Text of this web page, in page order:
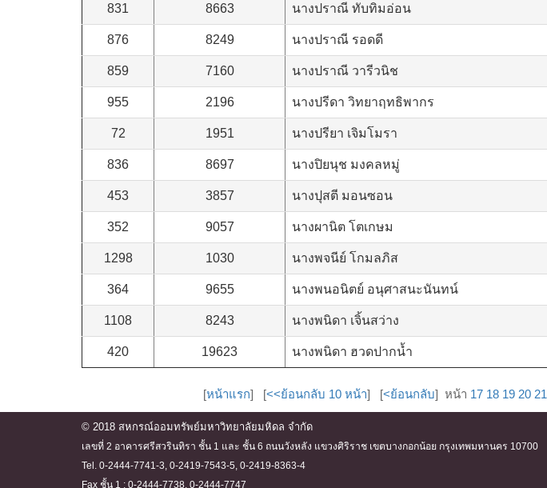
831 8663 นางปราณี ทับทิมอ่อน
876 8249 นางปราณี รอดดี
859 7160 นางปราณี วารีวนิช
955 2196 นางปรีดา วิทยาฤทธิพากร
72 1951 นางปรียา เจิมโมรา
836 8697 นางปิยนุช มงคลหมู่
453 3857 นางปุสตี มอนซอน
352 9057 นางผานิต โตเกษม
1298 1030 นางพจนีย์ โกมลภิส
364 9655 นางพนอนิตย์ อนุศาสนะนันทน์
1108 8243 นางพนิดา เจิ้นสว่าง
420 19623 นางพนิดา ฮวดปากน้ำ
[หน้าแรก] [<<ย้อนกลับ 10 หน้า] [<ย้อนกลับ] หน้า 17 18 19 20 21
© 2018 สหกรณ์ออมทรัพย์มหาวิทยาลัยมหิดล จำกัด
เลขที่ 2 อาคารศรีสวรินทิรา ชั้น 1 และ ชั้น 6 ถนนวังหลัง แขวงศิริราช เขตบางกอกน้อย กรุงเทพมหานคร 10700
Tel. 0-2444-7741-3, 0-2419-7543-5, 0-2419-8363-4
Fax ชั้น 1 : 0-2444-7738, 0-2444-7747